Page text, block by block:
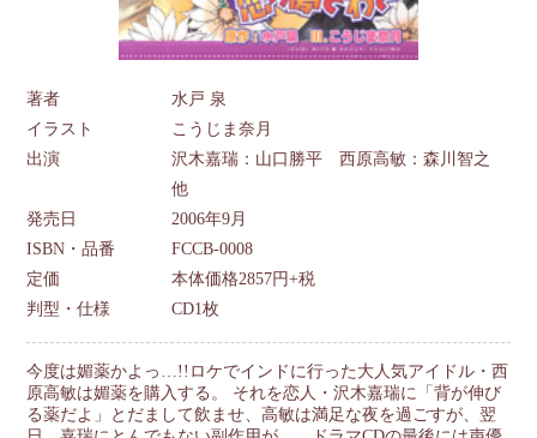
著者
水戸 泉
イラスト
こうじま奈月
出演
沢木嘉瑞：山口勝平 西原高敏：森川智之
他
発売日
2006年9月
ISBN・品番
FCCB-0008
定価
本体価格2857円+税
判型・仕様
CD1枚
今度は媚薬かよっ…!!ロケでインドに行った大人気アイドル・西
原高敏は媚薬を購入する。 それを恋人・沢木嘉瑞に「背が伸び
る薬だよ」とだまして飲ませ、高敏は満足な夜を過ごすが、翌